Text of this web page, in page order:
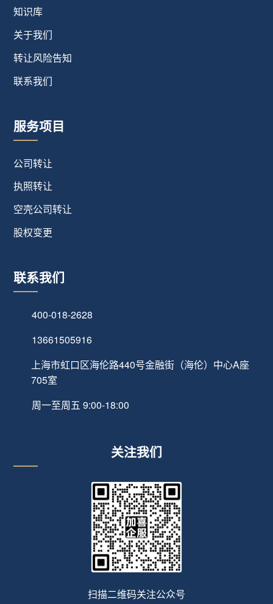
知识库
关于我们
转让风险告知
联系我们
服务项目
公司转让
执照转让
空壳公司转让
股权变更
联系我们
400-018-2628
13661505916
上海市虹口区海伦路440号金融街（海伦）中心A座
705室
周一至周五 9:00-18:00
关注我们
扫描二维码关注公众号